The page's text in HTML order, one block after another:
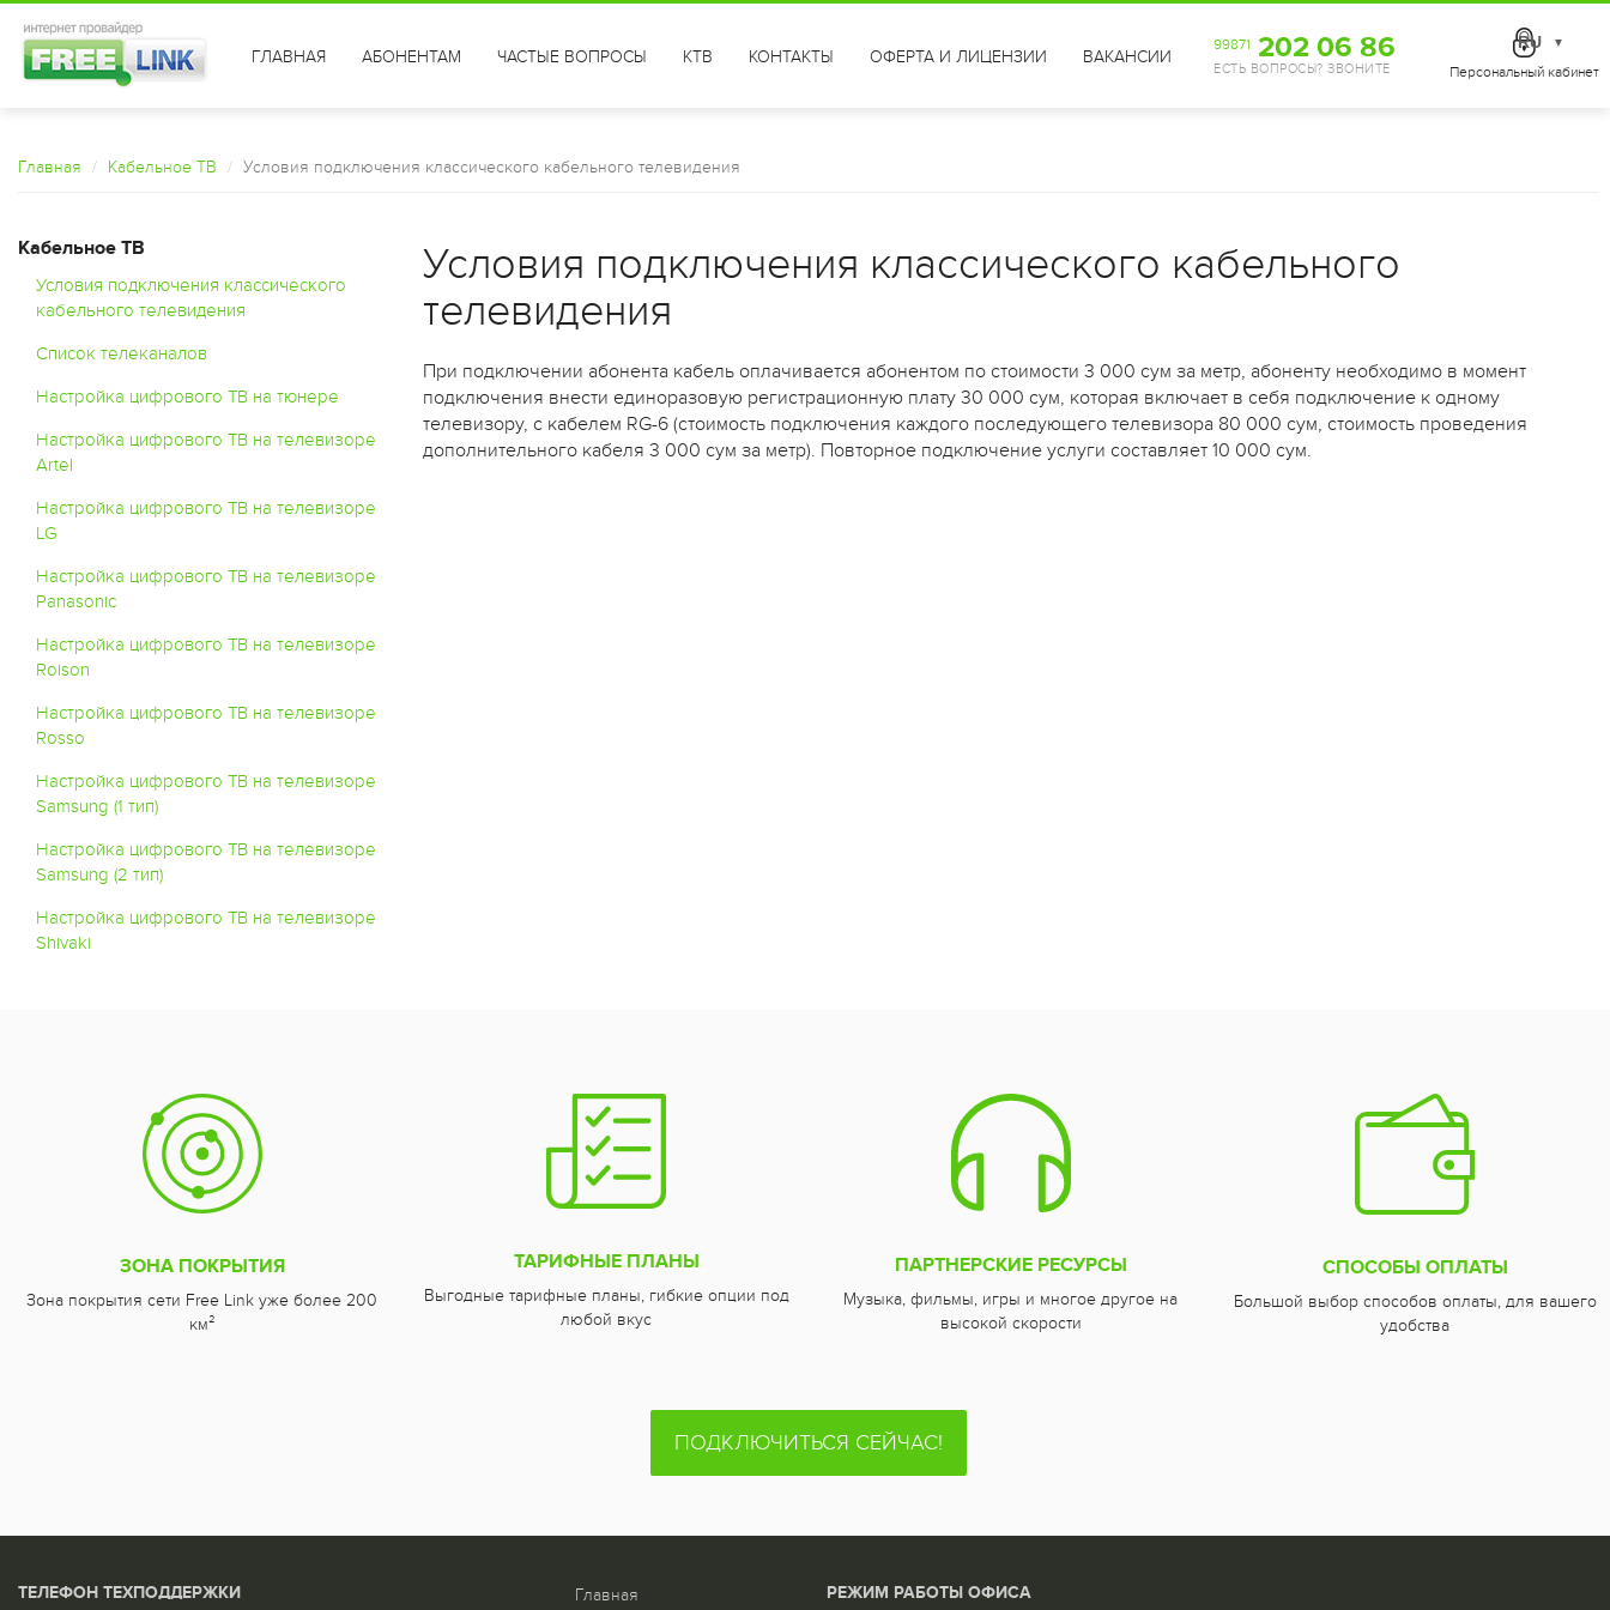
ГЛАВНАЯ АБОНЕНТАМ ЧАСТЫЕ ВОПРОСЫ КТВ КОНТАКТЫ ОФЕРТА И ЛИЦЕНЗИИ ВАКАНСИИ
99871 202 06 86
ЕСТЬ ВОПРОСЫ? ЗВОНИТЕ Персональный кабинет
RU ▼
Главная Кабельное ТВ Условия подключения классического кабельного телевидения
Кабельное ТВ
Условия подключения классического
кабельного телевидения
Список телеканалов
Настройка цифрового ТВ на тюнере
Настройка цифрового ТВ на телевизоре
Artel
Настройка цифрового ТВ на телевизоре
LG
Настройка цифрового ТВ на телевизоре
Panasonic
Настройка цифрового ТВ на телевизоре
Roison
Настройка цифрового ТВ на телевизоре
Rosso
Настройка цифрового ТВ на телевизоре
Samsung (1 тип)
Настройка цифрового ТВ на телевизоре
Samsung (2 тип)
Настройка цифрового ТВ на телевизоре
Shivaki
Условия подключения классического кабельного
телевидения
При подключении абонента кабель оплачивается абонентом по стоимости 3 000 сум за метр, абоненту необходимо в момент
подключения внести единоразовую регистрационную плату 30 000 сум, которая включает в себя подключение к одному
телевизору, с кабелем RG-6 (стоимость подключения каждого последующего телевизора 80 000 сум, стоимость проведения
дополнительного кабеля 3 000 сум за метр). Повторное подключение услуги составляет 10 000 сум.
ЗОНА ПОКРЫТИЯ
Зона покрытия сети Free Link уже более 200
км²
ТАРИФНЫЕ ПЛАНЫ
Выгодные тарифные планы, гибкие опции под
любой вкус
ПАРТНЕРСКИЕ РЕСУРСЫ
Музыка, фильмы, игры и многое другое на
высокой скорости
СПОСОБЫ ОПЛАТЫ
Большой выбор способов оплаты, для вашего
удобства
ПОДКЛЮЧИТЬСЯ СЕЙЧАС!
ТЕЛЕФОН ТЕХПОДДЕРЖКИ Главная РЕЖИМ РАБОТЫ ОФИСА